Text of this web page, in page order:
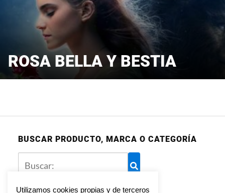
ROSA BELLA Y BESTIA
BUSCAR PRODUCTO, MARCA O CATEGORÍA
Utilizamos cookies propias y de terceros